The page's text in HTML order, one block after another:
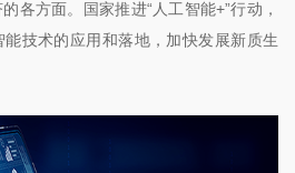
各方面。国家推进“人工智能+”行动，
技术的应用和落地，加快发展新质生